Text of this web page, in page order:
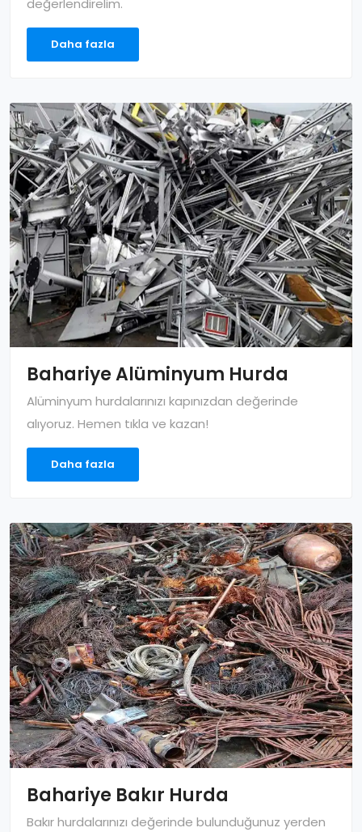
değerlendirelim.
Daha fazla
Bahariye Alüminyum Hurda
Alüminyum hurdalarınızı kapınızdan değerinde
alıyoruz. Hemen tıkla ve kazan!
Daha fazla
Bahariye Bakır Hurda
Bakır hurdalarınızı değerinde bulunduğunuz yerden